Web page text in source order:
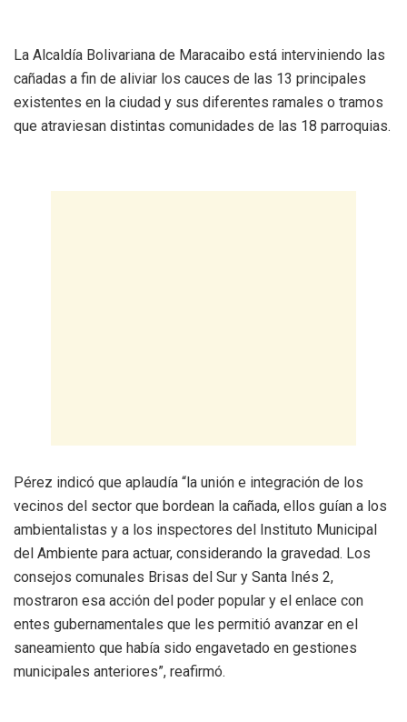
La Alcaldía Bolivariana de Maracaibo está interviniendo las
cañadas a fin de aliviar los cauces de las 13 principales
existentes en la ciudad y sus diferentes ramales o tramos
que atraviesan distintas comunidades de las 18 parroquias.
Pérez indicó que aplaudía “la unión e integración de los
vecinos del sector que bordean la cañada, ellos guían a los
ambientalistas y a los inspectores del Instituto Municipal
del Ambiente para actuar, considerando la gravedad. Los
consejos comunales Brisas del Sur y Santa Inés 2,
mostraron esa acción del poder popular y el enlace con
entes gubernamentales que les permitió avanzar en el
saneamiento que había sido engavetado en gestiones
municipales anteriores”, reafirmó.